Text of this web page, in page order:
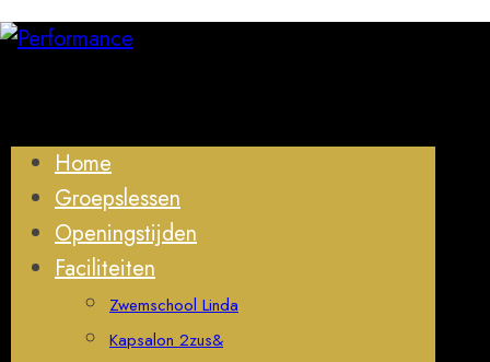
Home
Groepslessen
Openingstijden
Faciliteiten
Zwemschool Linda
Kapsalon 2zus&